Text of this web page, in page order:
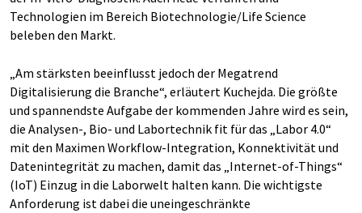
Technologien im Bereich Biotechnologie/Life Science
beleben den Markt.
„Am stärksten beeinflusst jedoch der Megatrend
Digitalisierung die Branche“, erläutert Kuchejda. Die größte
und spannendste Aufgabe der kommenden Jahre wird es sein,
die Analysen-, Bio- und Labortechnik fit für das „Labor 4.0“
mit den Maximen Workflow-Integration, Konnektivität und
Datenintegrität zu machen, damit das „Internet-of-Things“
(IoT) Einzug in die Laborwelt halten kann. Die wichtigste
Anforderung ist dabei die uneingeschränkte